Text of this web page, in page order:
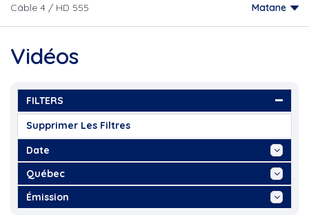
Câble 4 / HD 555 Matane
Vidéos
FILTERS
Supprimer Les Filtres
Date
Aujourd'hui
Cette Semaine
Ce Mois
Québec
"Information culinaire, Art...
"NousTV, Connecté Rimouski,...
Émission